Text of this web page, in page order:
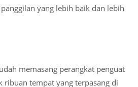
yang lebih baik dan lebih
memasang perangkat penguat
ribuan tempat yang terpasang di